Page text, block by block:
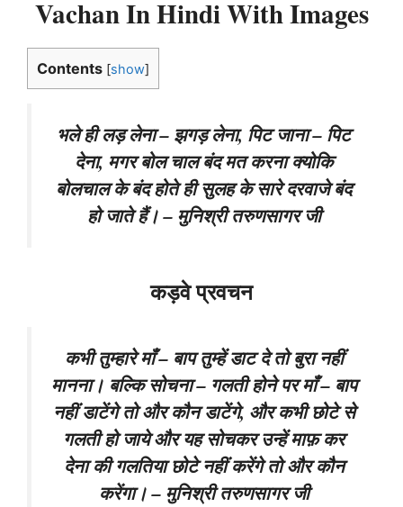
Vachan In Hindi With Images
Contents [show]
भले ही लड़ लेना – झगड़ लेना, पिट जाना – पिट
देना, मगर बोल चाल बंद मत करना क्योकि
बोलचाल के बंद होते ही सुलह के सारे दरवाजे बंद
हो जाते हैं। – मुनिश्री तरुणसागर जी
कड़वे प्रवचन
कभी तुम्हारे माँ – बाप तुम्हें डाट दे तो बुरा नहीं
मानना। बल्कि सोचना – गलती होने पर माँ – बाप
नहीं डाटेंगे तो और कौन डाटेंगे, और कभी छोटे से
गलती हो जाये और यह सोचकर उन्हें माफ़ कर
देना की गलतिया छोटे नहीं करेंगे तो और कौन
करेंगा। – मुनिश्री तरुणसागर जी